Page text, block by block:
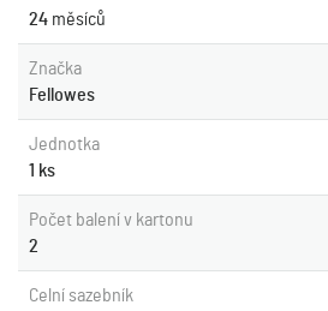
24 měsíců
Značka
Fellowes
Jednotka
1 ks
Počet balení v kartonu
2
Celní sazebník